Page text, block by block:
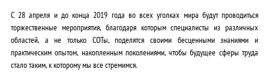
С 28 апреля и до конца 2019 года во всех уголках мира будут проводиться
торжественные мероприятия, благодаря которым специалисты из различных
областей, а не только СОТы, поделятся своими бесценными знаниями и
практическим опытом, накопленным поколениями, чтобы будущее сферы труда
стало таким, к которому мы все стремимся.